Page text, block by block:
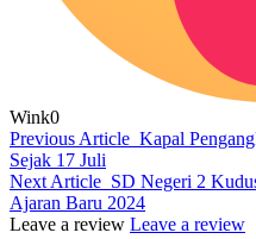
Wink0
Previous Article Kapal
Sejak 17 Juli
Next Article SD Negeri 2
Ajaran Baru 2024
Leave a review Leave a review